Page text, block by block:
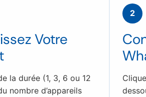
Votre
la durée (1, 3, 6 ou 12
nombre d’appareils
2